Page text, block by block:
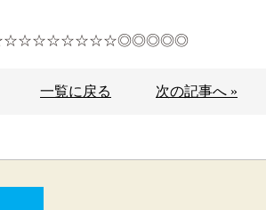
一覧に戻る 次の記事へ »